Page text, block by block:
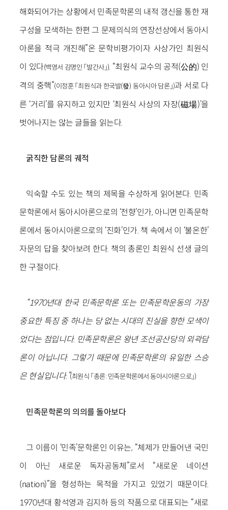
해화되어가는 상황에서 민족문학론의 내적 갱신을 통한 재
구성을 모색하는 한편 그 문제의식의 연장선상에서 동아시
아론을 적극 개진해”온 문학비평가이자 사상가인 최원식
이 있다(백영서 김명인 「발간사」). “최원식 교수의 공적(公的) 인
격의 중핵”(이정훈 「최원식과 한국발(發) 동아시아 담론」)과 서로 다
른 ‘거리’를 유지하고 있지만 ‘최원식 사상의 자장(磁場)’을
벗어나지는 않는 글들을 읽는다.
굵직한 담론의 궤적
익숙할 수도 있는 책의 제목을 수상하게 읽어본다. 민족
문학론에서 동아시아론으로의 ‘전향’인가, 아니면 민족문학
론에서 동아시아론으로의 ‘진화’인가. 책 속에서 이 ‘불온한’
자문의 답을 찾아보려 한다. 책의 총론인 최원식 선생 글의
한 구절이다.
“1970년대 한국 민족문학론 또는 민족문학운동의 가장
중요한 특징 중 하나는 당 없는 시대의 진실을 향한 모색이
었다는 점입니다. 민족문학론은 왕년 조선공산당의 외곽담
론이 아닙니다. 그렇기 때문에 민족문학론의 유일한 스승
은 현실입니다.”(최원식 「총론: 민족문학론에서 동아시아론으로」)
민족문학론의 의의를 돌아보다
그 이름이 ‘민족’문학론인 이유는, “체제가 만들어낸 국민
이 아닌 새로운 독자공동체”로서 “새로운 네이션
(nation)”을 형성하는 목적을 가지고 있었기 때문이다.
1970년대 황석영과 김지하 등의 작품으로 대표되는 “새로